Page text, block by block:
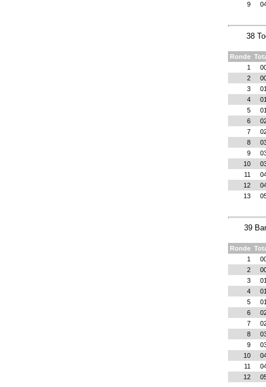
9
38
Ronde
1
2
3
4
5
6
7
8
9
10
11
12
13
39
Ronde
1
2
3
4
5
6
7
8
9
10
11
12